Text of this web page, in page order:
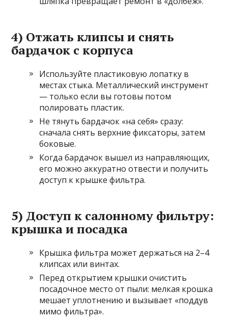
4) Отжать клипсы и снять
бардачок с корпуса
Используйте пластиковую лопатку в
местах стыка. Металлический инструмент
— только если вы готовы потом
полировать пластик.
Не тянуть бардачок «на себя» сразу:
сначала снять верхние фиксаторы, затем
боковые.
Когда бардачок вышел из направляющих,
его можно аккуратно отвести и получить
доступ к крышке фильтра.
5) Доступ к салонному фильтру:
крышка и посадка
Крышка фильтра может держаться на 2–4
клипсах или винтах.
Перед открытием крышки очистить
посадочное место от пыли: мелкая крошка
мешает уплотнению и вызывает «поддув
мимо фильтра».